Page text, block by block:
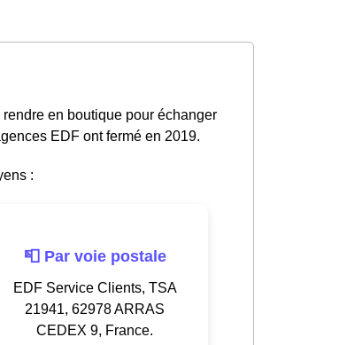
en boutique pour échanger
EDF ont fermé en 2019.
:
📮 Par voie postale
EDF Service Clients, TSA
21941, 62978 ARRAS
CEDEX 9, France.